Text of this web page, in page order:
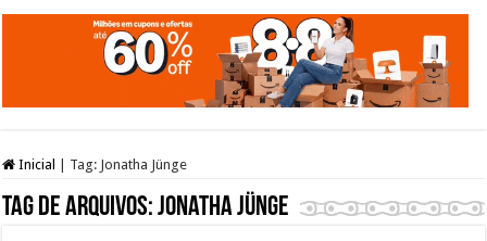
Inicial Tag: Jonatha Jünge
Tag de arquivos:Jonatha Jünge